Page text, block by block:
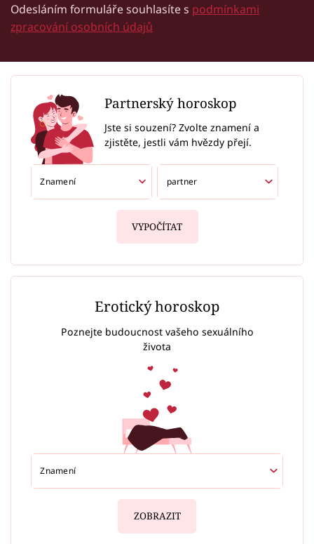
Odesláním formuláře souhlasíte s podmínkami
zpracování osobních údajů
Partnerský horoskop
Jste si souzení? Zvolte znamení a
zjistěte, jestli vám hvězdy přejí.
VYPOČÍTAT
Erotický horoskop
Poznejte budoucnost vašeho sexuálního
života
ZOBRAZIT